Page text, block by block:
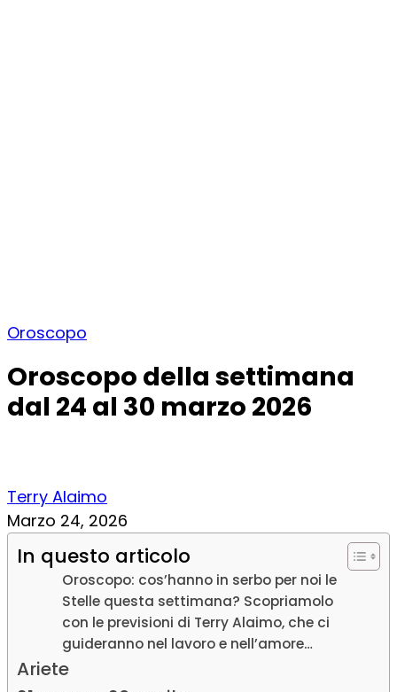
Oroscopo
Oroscopo della settimana
dal 24 al 30 marzo 2026
Terry Alaimo
Marzo 24, 2026
In questo articolo
Oroscopo: cos’hanno in serbo per noi le
Stelle questa settimana? Scopriamolo
con le previsioni di Terry Alaimo, che ci
guideranno nel lavoro e nell’amore…
Ariete